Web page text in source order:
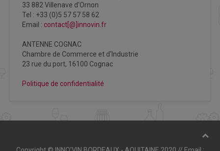
33 882 Villenave d'Ornon
Tel : +33 (0)5 57 57 58 62
Email : contact[@]innovin.fr
ANTENNE COGNAC
Chambre de Commerce et d'Industrie
23 rue du port, 16100 Cognac
Politique de confidentialité